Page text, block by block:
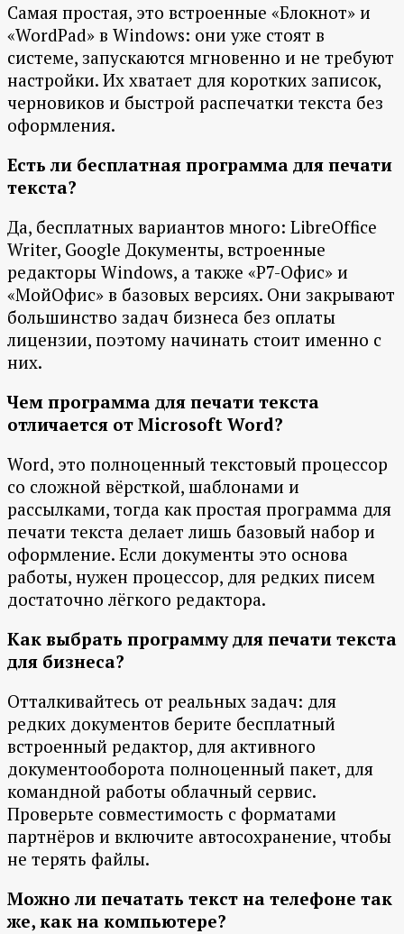
Самая простая, это встроенные «Блокнот» и
«WordPad» в Windows: они уже стоят в
системе, запускаются мгновенно и не требуют
настройки. Их хватает для коротких записок,
черновиков и быстрой распечатки текста без
оформления.
Есть ли бесплатная программа для печати
текста?
Да, бесплатных вариантов много: LibreOffice
Writer, Google Документы, встроенные
редакторы Windows, а также «Р7-Офис» и
«МойОфис» в базовых версиях. Они закрывают
большинство задач бизнеса без оплаты
лицензии, поэтому начинать стоит именно с
них.
Чем программа для печати текста
отличается от Microsoft Word?
Word, это полноценный текстовый процессор
со сложной вёрсткой, шаблонами и
рассылками, тогда как простая программа для
печати текста делает лишь базовый набор и
оформление. Если документы это основа
работы, нужен процессор, для редких писем
достаточно лёгкого редактора.
Как выбрать программу для печати текста
для бизнеса?
Отталкивайтесь от реальных задач: для
редких документов берите бесплатный
встроенный редактор, для активного
документооборота полноценный пакет, для
командной работы облачный сервис.
Проверьте совместимость с форматами
партнёров и включите автосохранение, чтобы
не терять файлы.
Можно ли печатать текст на телефоне так
же, как на компьютере?